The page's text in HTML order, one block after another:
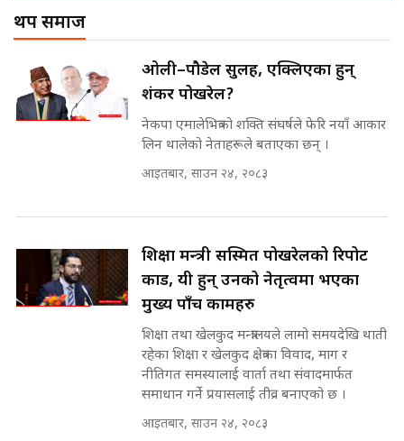
अदालतको गुनासो अब सिधै सर्वोच्चमा
|| Court Grievances Directly to
the Supreme Court ||
SIDHAKURA
मोबिलिटीमा महिलाको पहुँच विस्तार गर्दै
राष्ट्रिय सवालमा ९ दल एकजुट ||
Prachanda, Rabi, Gagan Stand
on the Same Page ||
SIDHAKURA ||
भनिन्–साथ दिनुहोस्, दबाब होइन ||
SIDHAKURA
पोप्पोको पासोः कमाउने लोभमा घरबार नै
उठिबास | The Dark Side of
'Poppo Live'-SIDHAKURA
मन्त्री आउने बित्तिकै सुरु भएको थियो
SIDHAKURA ||
घुसको डिल गर्ने मन्त्रीकाे राजिनामा,
भूमिसुधार मन्त्रीलाई जोगाइदै ! ||
SIDHAKURA ||
थप समाज
ओली–पौडेल सुलह, एक्लिएका हुन्
शंकर पोखरेल?
नेकपा एमालेभित्रको शक्ति संघर्षले फेरि नयाँ आकार
लिन थालेको नेताहरूले बताएका छन् ।
आइतबार, साउन २४, २०८३
शिक्षा मन्त्री सस्मित पोखरेलको रिपोर्ट
कार्ड, यी हुन् उनको नेतृत्वमा भएका
मुख्य पाँच कामहरु
शिक्षा तथा खेलकुद मन्त्रालयले लामो समयदेखि थाती
रहेका शिक्षा र खेलकुद क्षेत्रका विवाद, माग र
नीतिगत समस्यालाई वार्ता तथा संवादमार्फत
समाधान गर्ने प्रयासलाई तीव्र बनाएको छ ।
आइतबार, साउन २४, २०८३